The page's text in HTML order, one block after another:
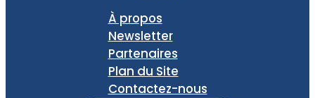
À propos
Newsletter
Partenaires
Plan du Site
Contactez-nous